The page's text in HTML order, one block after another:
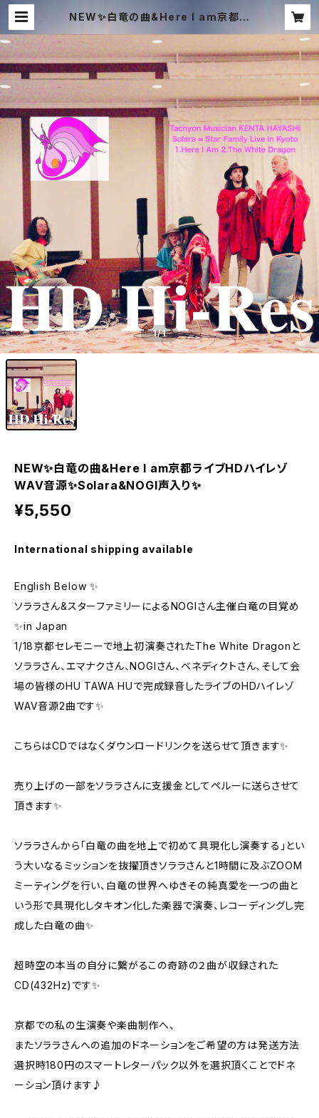
NEW✨白竜の曲&Here I am京都ラ
&NOGI声入り✨ | TACHYON MUS
IC ONLINE SHOP
1/1
NEW✨白竜の曲&Here I am京都ライブHDハイレゾ
WAV音源✨Solara&NOGI声入り✨
¥5,550
International shipping available
English Below ✨
ソララさん&スターファミリーによるNOGIさん主催白竜の目覚め
✨in Japan
1/18京都セレモニーで地上初演奏されたThe White Dragonと
ソララさん、エマナクさん、NOGIさん、ベネディクトさん、そして会
場の皆様のHU TAWA HUで完成録音したライブのHDハイレゾ
WAV音源2曲です✨
こちらはCDではなくダウンロードリンクを送らせて頂きます✨
売り上げの一部をソララさんに支援金としてペルーに送らさせて
頂きます✨
ソララさんから「白竜の曲を地上で初めて具現化し演奏する」とい
う大いなるミッションを抜擢頂きソララさんと1時間に及ぶZOOM
ミーティングを行い、白竜の世界へゆきその純真愛を一つの曲と
いう形で具現化しタキオン化した楽器で演奏、レコーディングし完
成した白竜の曲✨
超時空の本当の自分に繋がるこの奇跡の２曲が収録された
CD(432Hz)です✨
京都での私の生演奏や楽曲制作へ、
またソララさんへの追加のドネーションをご希望の方は発送方法
選択時180円のスマートレターパック以外を選択頂くことでドネ
ーション頂けます♪